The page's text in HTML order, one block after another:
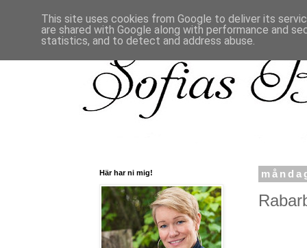
Här har ni mig!
This site uses cookies from Google to deliver its
are shared with Google along with performance and
statistics, and to detect and address abuse.